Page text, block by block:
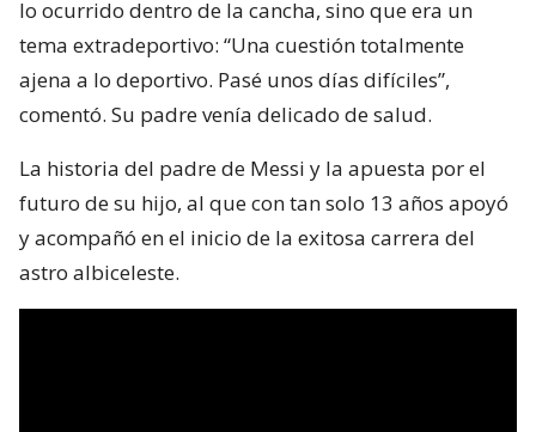
lo ocurrido dentro de la cancha, sino que era un
tema extradeportivo: “Una cuestión totalmente
ajena a lo deportivo. Pasé unos días difíciles”,
comentó. Su padre venía delicado de salud.
La historia del padre de Messi y la apuesta por el
futuro de su hijo, al que con tan solo 13 años apoyó
y acompañó en el inicio de la exitosa carrera del
astro albiceleste.